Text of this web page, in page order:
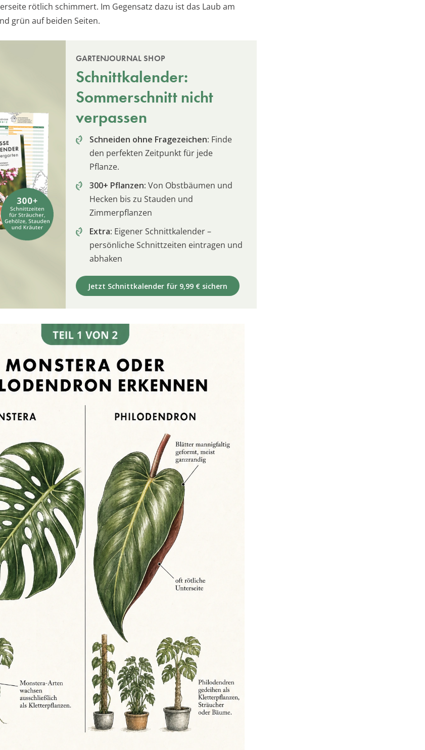
rötlich schimmert. Im Gegensatz dazu ist das Laub am
grün auf beiden Seiten.
GARTENJOURNAL SHOP
Schnittkalender:
Sommerschnitt nicht
verpassen
Schneiden ohne Fragezeichen: Finde
den perfekten Zeitpunkt für jede
Pflanze.
300+ Pflanzen: Von Obstbäumen und
Hecken bis zu Stauden und
Zimmerpflanzen
Extra: Eigener Schnittkalender –
persönliche Schnittzeiten eintragen und
abhaken
Jetzt Schnittkalender für 9,99 € sichern